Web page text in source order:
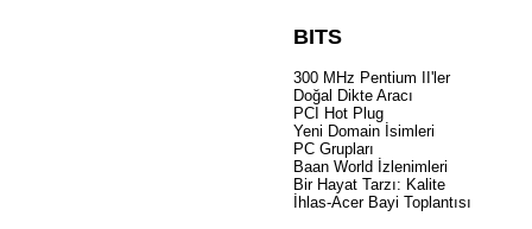
BITS
300 MHz Pentium II'ler
Doğal Dikte Aracı
PCI Hot Plug
Yeni Domain İsimleri
PC Grupları
Baan World İzlenimleri
Bir Hayat Tarzı: Kalite
İhlas-Acer Bayi Toplantısı